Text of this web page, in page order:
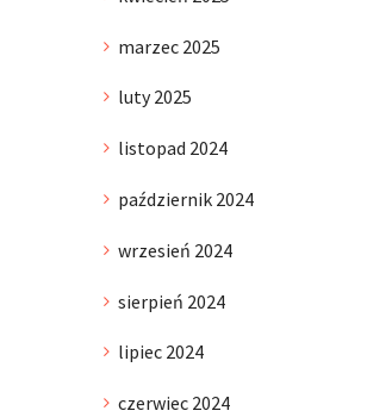
marzec 2025
luty 2025
listopad 2024
październik 2024
wrzesień 2024
sierpień 2024
lipiec 2024
czerwiec 2024